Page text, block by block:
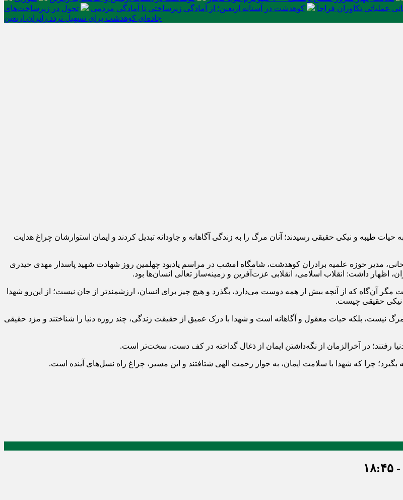
عملیاتی تکاوران فراجا کوهدشت در آستانه اربعین؛ از آمادگی زیرساختی تا آمادگی مردمی
تحول در زیرساخت‌های
جاده‌ای کوهدشت برای تسهیل تردد زائران اربعین
طیبه و نیکی حقیقی رسیدند؛ آنان مرگ را به زندگی آگاهانه و جاودانه تبدیل کردند و ایمان استوارشان چراغ هدایت
مدیر حوزه علمیه برادران کوهدشت، شامگاه امشب در مراسم یادبود چهلمین روز شهادت شهید پاسدار مهدی حیدری
اظهار داشت: انقلاب اسلامی، انقلابی عزت‌آفرین و زمینه‌ساز تعالی انسان‌ها بود.
مگر آن‌گاه که از آنچه بیش از همه دوست می‌دارد، بگذرد و هیچ چیز برای انسان، ارزشمندتر از جان نیست؛ از این‌رو شهدا
نیکی حقیقی چیست.
نیست، بلکه حیات معقول و آگاهانه است و شهدا با درک عمیق از حقیقت زندگی، چند روزه دنیا را شناختند و مزد حقیقی
رفتند؛ در آخرالزمان از نگه‌داشتن ایمان از ذغال گداخته در کف دست، سخت‌تر است.
چرا که شهدا با سلامت ایمان، به جوار رحمت الهی شتافتند و این مسیر، چراغ راه نسل‌های آینده است.